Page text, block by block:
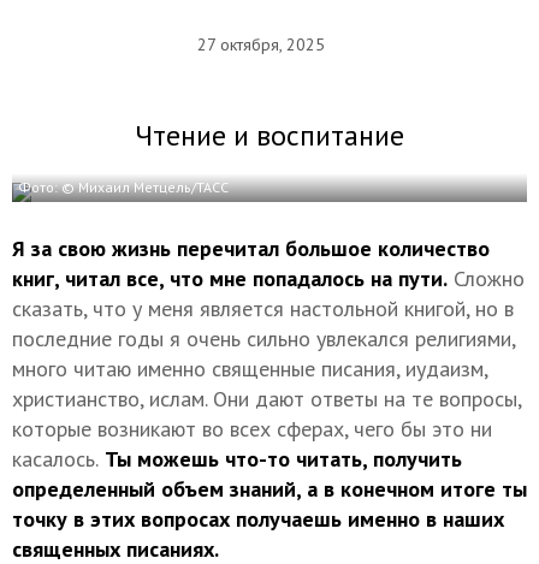
27 октября, 2025
Чтение и воспитание
Фото: © Михаил Метцель/ТАСС
Я за свою жизнь перечитал большое количество
книг, читал все, что мне попадалось на пути. Сложно
сказать, что у меня является настольной книгой, но в
последние годы я очень сильно увлекался религиями,
много читаю именно священные писания, иудаизм,
христианство, ислам. Они дают ответы на те вопросы,
которые возникают во всех сферах, чего бы это ни
касалось. Ты можешь что-то читать, получить
определенный объем знаний, а в конечном итоге ты
точку в этих вопросах получаешь именно в наших
священных писаниях.